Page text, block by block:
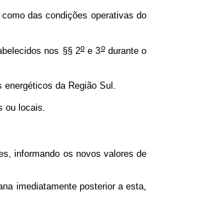
das condições operativas do
nos §§ 2oe 3odurante o
da Região Sul.
locais.
informando os novos valores de
imediatamente posterior a esta,